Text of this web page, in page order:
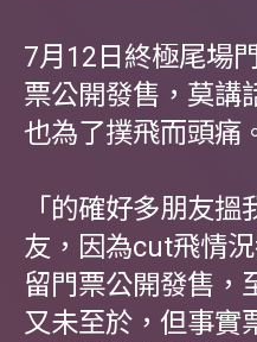
7月12日終極尾場
票公開發售，莫講
也為了撲飛而頭痛
「的確好多朋友
友，因為cut飛情
留門票公開發售，
又未至於，但事實